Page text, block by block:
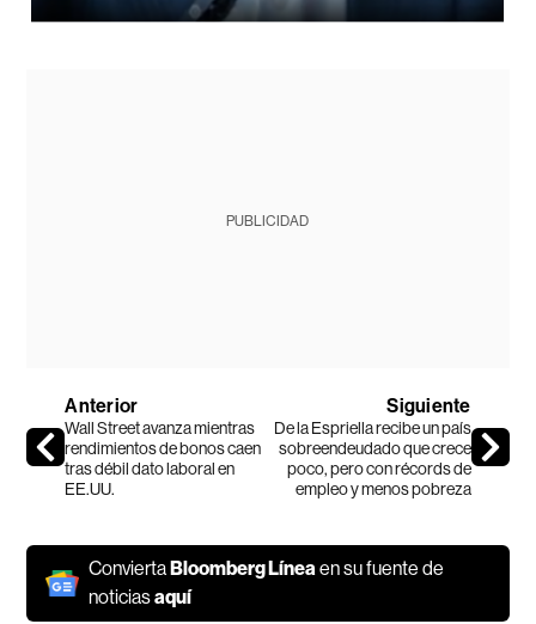
PUBLICIDAD
Anterior
Wall Street avanza mientras
rendimientos de bonos caen
tras débil dato laboral en
EE.UU.
Siguiente
De la Espriella recibe un país
sobreendeudado que crece
poco, pero con récords de
empleo y menos pobreza
ConviertaBloomberg Líneaen su fuente de
noticiasaquí